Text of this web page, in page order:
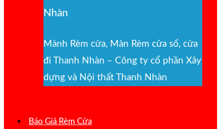
Nhàn
Mành Rèm cửa, Màn Rèm cửa sổ, cửa
đi Thanh Nhàn – Công ty cổ phần Xây
dựng và Nội thất Thanh Nhàn
Báo Giá Rèm Cửa